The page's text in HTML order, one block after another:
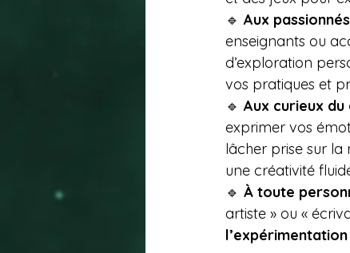
🔹 Aux
enseignants ou
d’exploration
vos pratiques et
🔹 Aux curieux
exprimer vos
lâcher prise sur
une créativité
🔹 À toute
artiste » ou «